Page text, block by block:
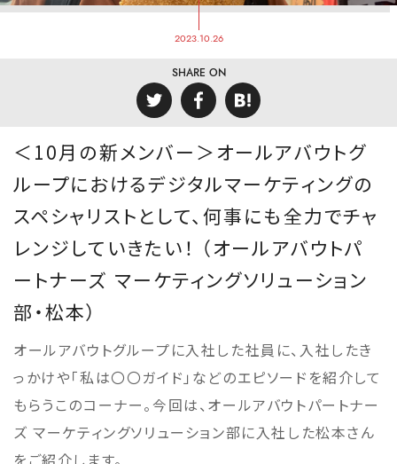
2023.10.26
SHARE ON
＜10月の新メンバー＞オールアバウトグ
ループにおけるデジタルマーケティングの
スペシャリストとして、何事にも全力でチャ
レンジしていきたい！ （オールアバウトパ
ートナーズ マーケティングソリューション
部・松本）
オールアバウトグループに入社した社員に、入社したき
っかけや「私は〇〇ガイド」などのエピソードを紹介して
もらうこのコーナー。今回は、オールアバウトパートナー
ズ マーケティングソリューション部に入社した松本さん
をご紹介します。